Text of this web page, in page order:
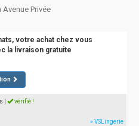
Privée
votre achat chez vous
la livraison gratuite
vérifié !
» VSLingerie